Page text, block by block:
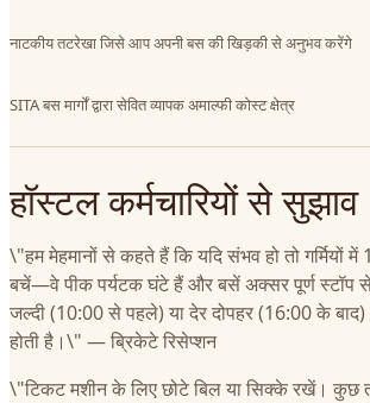
नाटकीय तटरेखा जिसे आप अपनी बस की खिड़की से अनुभव करेंगे
SITA बस मार्गों द्वारा सेवित व्यापक अमाल्फी कोस्ट क्षेत्र
हॉस्टल कर्मचारियों से सुझाव
\"हम मेहमानों से कहते हैं कि यदि संभव हो तो गर्मियों
बचें—वे पीक पर्यटक घंटे हैं और बसें अक्सर पूर्ण स्टॉप
जल्दी (10:00 से पहले) या देर दोपहर (16:00 के
होती है।\" — ब्रिकेटे रिसेप्शन
\"टिकट मशीन के लिए छोटे बिल या सिक्के रखें। कुछ